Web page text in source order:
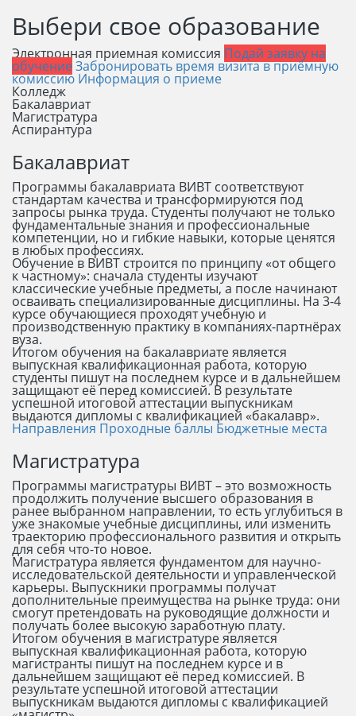
Выбери свое образование
Электронная приемная комиссия Подай заявку на
обучениеЗабронировать время визита в приёмную
комиссию Информация о приеме
Колледж
Бакалавриат
Магистратура
Аспирантура
Бакалавриат
Программы бакалавриата ВИВТ соответствуют
стандартам качества и трансформируются под
запросы рынка труда. Студенты получают не только
фундаментальные знания и профессиональные
компетенции, но и гибкие навыки, которые ценятся
в любых профессиях.
Обучение в ВИВТ строится по принципу «от общего
к частному»: сначала студенты изучают
классические учебные предметы, а после начинают
осваивать специализированные дисциплины. На 3-4
курсе обучающиеся проходят учебную и
производственную практику в компаниях-партнёрах
вуза.
Итогом обучения на бакалавриате является
выпускная квалификационная работа, которую
студенты пишут на последнем курсе и в дальнейшем
защищают её перед комиссией. В результате
успешной итоговой аттестации выпускникам
выдаются дипломы с квалификацией «бакалавр».
Направления Проходные баллы Бюджетные места
Магистратура
Программы магистратуры ВИВТ – это возможность
продолжить получение высшего образования в
ранее выбранном направлении, то есть углубиться в
уже знакомые учебные дисциплины, или изменить
траекторию профессионального развития и открыть
для себя что-то новое.
Магистратура является фундаментом для научно-
исследовательской деятельности и управленческой
карьеры. Выпускники программы получат
дополнительные преимущества на рынке труда: они
смогут претендовать на руководящие должности и
получать более высокую заработную плату.
Итогом обучения в магистратуре является
выпускная квалификационная работа, которую
магистранты пишут на последнем курсе и в
дальнейшем защищают её перед комиссией. В
результате успешной итоговой аттестации
выпускникам выдаются дипломы с квалификацией